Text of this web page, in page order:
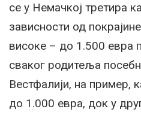
се у Немачкој третира
зависности од
високе – до 1.500 евра
сваког родитеља
Вестфалији, на пример,
до 1.000 евра, док у